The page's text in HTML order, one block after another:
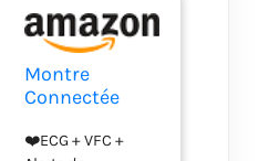
Montre
Connectée
ECG, HRV,
❤️ECG + VFC +